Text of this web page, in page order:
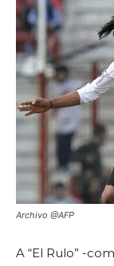
Archivo @AFP
A “El Rulo” -